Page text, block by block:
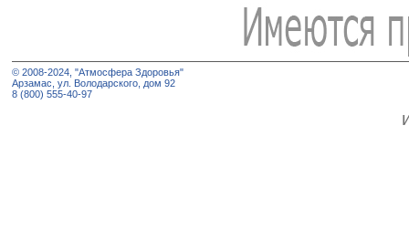
© 2008-2024, "Атмосфера Здоровья"
Арзамас, ул. Володарского, дом 92
8 (800) 555-40-97